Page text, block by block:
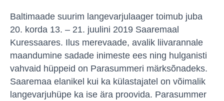
Baltimaade suurim langevarjulaager toimub juba
20. korda 13. – 21. juulini 2019 Saaremaal
Kuressaares. Ilus merevaade, avalik liivarannale
maandumine sadade inimeste ees ning hulganisti
vahvaid hüppeid on Parasummeri märksõnadeks.
Saaremaa elanikel kui ka külastajatel on võimalik
langevarjuhüpe ka ise ära proovida. Parasummer